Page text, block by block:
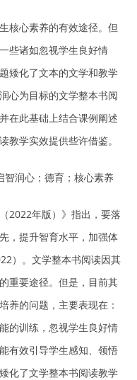
核心素养的有效途径。但
些诸如忽视学生良好情
矮化了文本的文学和教学
心为目标的文学整本书阅
在此基础上结合课例阐述
教学实效提供些许借鉴。
智润心；德育；核心素养
2022年版）》指出，要落
，提升智育水平，加强体
）。文学整本书阅读因其
重要途径。但是，目前其
养的问题，主要表现在：
的训练，忽视学生良好情
有效引导学生感知、领悟
化了文学整本书阅读教学